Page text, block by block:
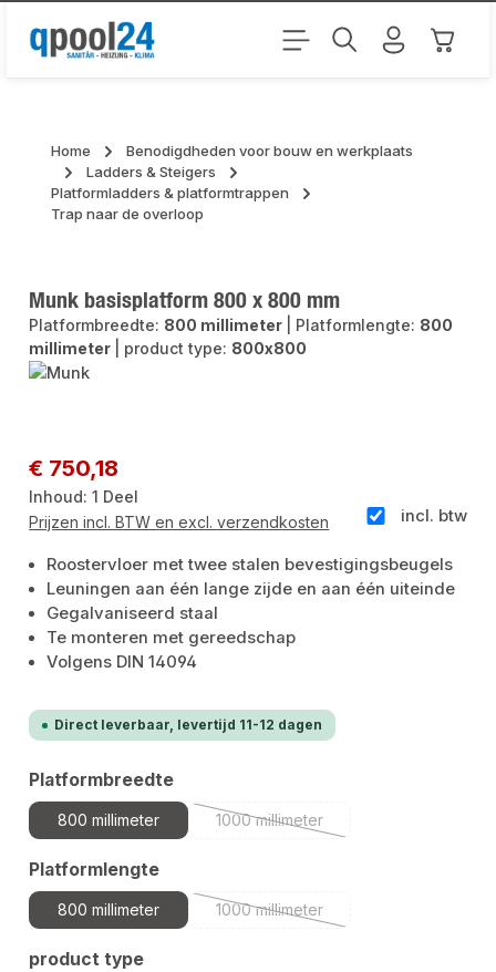
Ga naar de hoofdinhoud
Home
Benodigdheden voor bouw en werkplaats
Ladders & Steigers
Platformladders & platformtrappen
Trap naar de overloop
Munk basisplatform 800 x 800 mm
Platformbreedte: 800 millimeter Platformlengte: 800
millimeter
product type: 800x800
Normale prijs:
€ 750,18
Inhoud:1 Deel
incl. btw
Prijzen incl. BTW en excl. verzendkosten
Roostervloer met twee stalen bevestigingsbeugels
Leuningen aan één lange zijde en aan één uiteinde
Gegalvaniseerd staal
Te monteren met gereedschap
Volgens DIN 14094
Direct leverbaar, levertijd 11-12 dagen
Selecteer
Platformbreedte
800 millimeter 1000 millimeter
(Deze optie is momenteel niet
Selecteer
Platformlengte
800 millimeter 1000 millimeter
(Deze optie is momenteel niet
Selecteer
product type